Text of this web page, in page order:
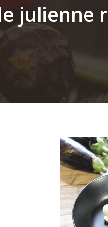
julienne